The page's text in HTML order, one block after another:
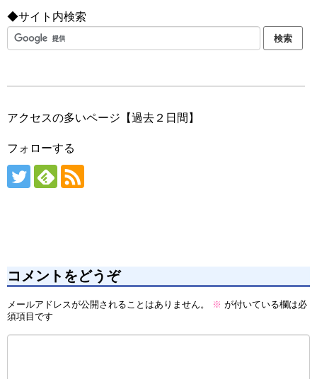
◆サイト内検索
アクセスの多いページ【過去２日間】
フォローする
コメントをどうぞ
メールアドレスが公開されることはありません。 ※ が付いている欄は必
須項目です